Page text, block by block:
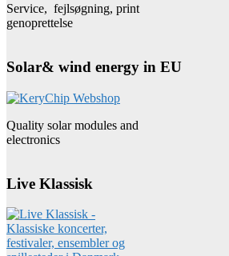
Service, fejlsøgning, print
genoprettelse
Solar& wind energy in EU
Quality solar modules and
electronics
Live Klassisk